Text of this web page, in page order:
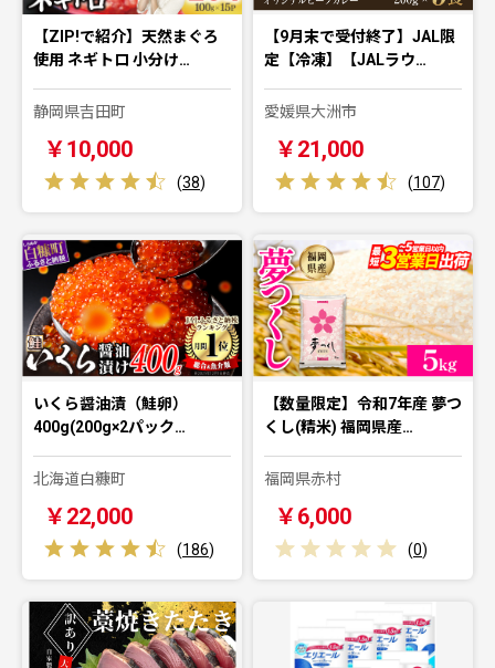
【ZIP!で紹介】天然まぐろ
使用 ネギトロ 小分け…
静岡県吉田町
￥10,000
(38)
【9月末で受付終了】JAL限
定【冷凍】【JALラウ…
愛媛県大洲市
￥21,000
(107)
いくら醤油漬（鮭卵）
400g(200g×2パック…
北海道白糠町
￥22,000
(186)
【数量限定】令和7年産 夢つ
くし(精米) 福岡県産…
福岡県赤村
￥6,000
(0)